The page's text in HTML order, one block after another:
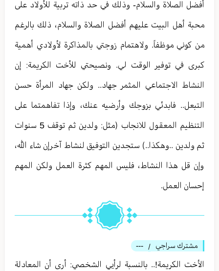
أفضل الصلاة والسلام- وذلك في حد ذاته تربية للأولاد على
محبة أهل البيت عليهم أفضل الصلاة والسلام، ذلك بالرغم
من كوني موظفاً. ولاهتمام زوجتي بالمذاكرة لأولادي أهمية
كبرى في توفير الوقت لي. ونصيحتي للأخت الكريمة: إن
النشاط الاجتماعي المثمر جهاد.. ولكن جهاد المرأة حسن
التبعل.. فابدئي بزوجك وأرضيه عنك، وإذا تفاهمتما على
التنظيم المعقول للانجاب (مثل: ولدين ثم توقف 5 سنوات
ثم ولدين ..وهكذا..) ستجدين التوفيق لنشاط آخرإن شاء الله،
وإن قل هذا النشاط، فليس المهم كثرة العمل ولكن المهم
إحسان العمل.
مشترك سراجي /
---
الأخت الكريمة!.. بالنسبة لرأيي الشخصي: أرى أن المعادلة